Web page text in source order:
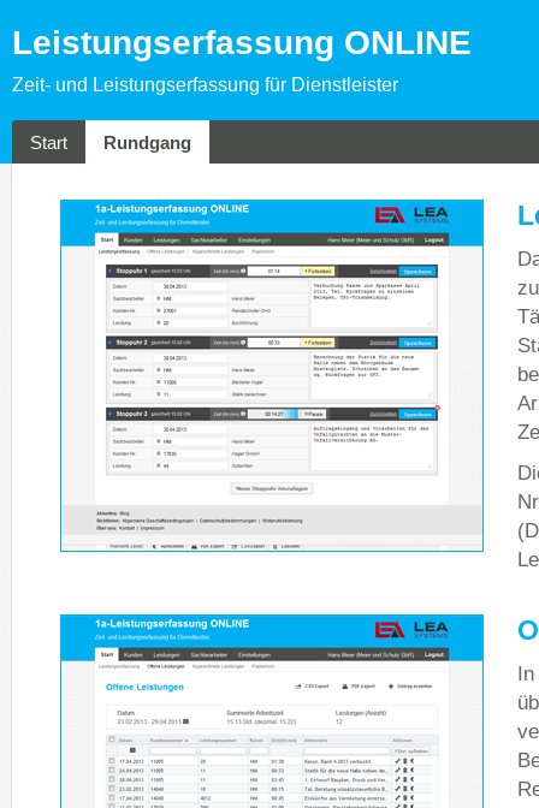
Leistungserfassung ONLINE
Zeit- und Leistungserfassung für Dienstleister
Start Rundgang